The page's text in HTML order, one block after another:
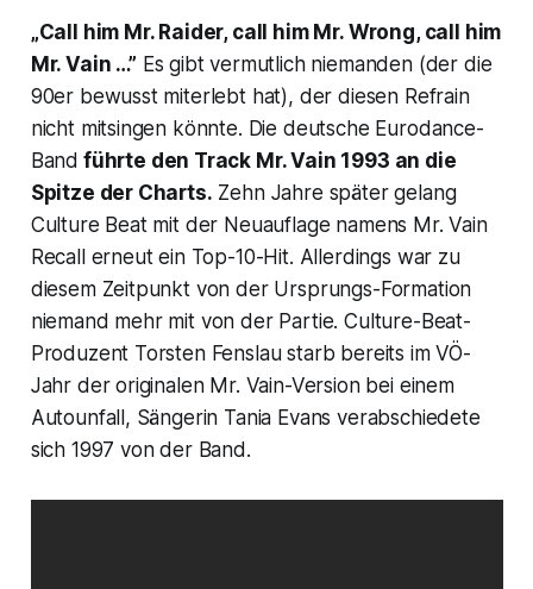
„Call him Mr. Raider, call him Mr. Wrong, call him
Mr. Vain …” Es gibt vermutlich niemanden (der die
90er bewusst miterlebt hat), der diesen Refrain
nicht mitsingen könnte. Die deutsche Eurodance-
Band führte den Track Mr. Vain 1993 an die
Spitze der Charts. Zehn Jahre später gelang
Culture Beat mit der Neuauflage namens Mr. Vain
Recall erneut ein Top-10-Hit. Allerdings war zu
diesem Zeitpunkt von der Ursprungs-Formation
niemand mehr mit von der Partie. Culture-Beat-
Produzent Torsten Fenslau starb bereits im VÖ-
Jahr der originalen Mr. Vain-Version bei einem
Autounfall, Sängerin Tania Evans verabschiedete
sich 1997 von der Band.